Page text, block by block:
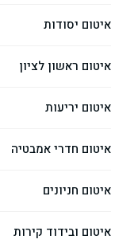
איטום יסודות
איטום ראשון לציון
איטום יריעות
איטום חדרי אמבטיה
איטום חניונים
איטום ובידוד קירות